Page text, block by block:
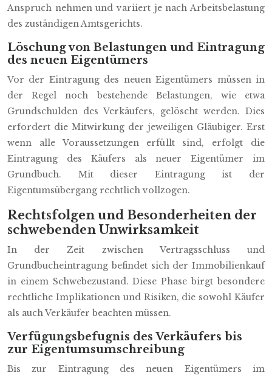
Anspruch nehmen und variiert je nach Arbeitsbelastung
des zuständigen Amtsgerichts.
Löschung von Belastungen und Eintragung
des neuen Eigentümers
Vor der Eintragung des neuen Eigentümers müssen in
der Regel noch bestehende Belastungen, wie etwa
Grundschulden des Verkäufers, gelöscht werden. Dies
erfordert die Mitwirkung der jeweiligen Gläubiger. Erst
wenn alle Voraussetzungen erfüllt sind, erfolgt die
Eintragung des Käufers als neuer Eigentümer im
Grundbuch. Mit dieser Eintragung ist der
Eigentumsübergang rechtlich vollzogen.
Rechtsfolgen und Besonderheiten der
schwebenden Unwirksamkeit
In der Zeit zwischen Vertragsschluss und
Grundbucheintragung befindet sich der Immobilienkauf
in einem Schwebezustand. Diese Phase birgt besondere
rechtliche Implikationen und Risiken, die sowohl Käufer
als auch Verkäufer beachten müssen.
Verfügungsbefugnis des Verkäufers bis
zur Eigentumsumschreibung
Bis zur Eintragung des neuen Eigentümers im